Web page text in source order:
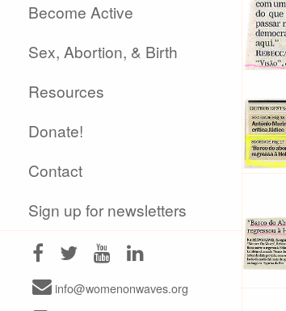
Become Active
Sex, Abortion, & Birth
Resources
Donate!
Contact
Sign up for newsletters
info@womenonwaves.org